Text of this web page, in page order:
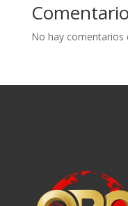
No hay comentarios